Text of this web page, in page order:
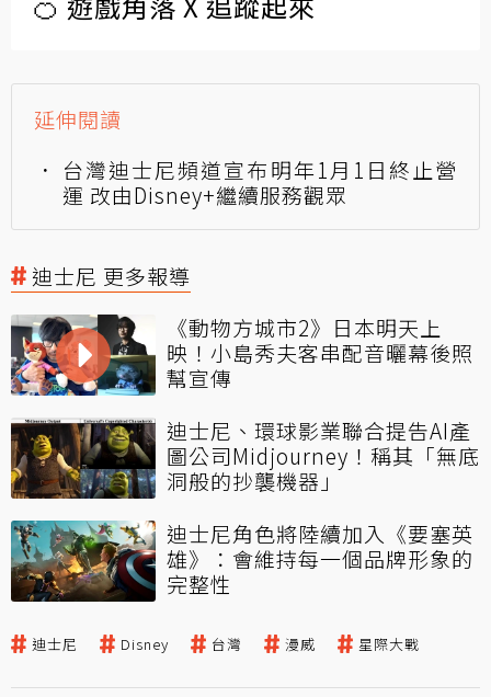
延伸閱讀
台灣迪士尼頻道宣布明年1月1日終止營
運 改由Disney+繼續服務觀眾
迪士尼 更多報導
《動物方城市2》日本明天上
映！小島秀夫客串配音曬幕後照
幫宣傳
迪士尼、環球影業聯合提告AI產
圖公司Midjourney！稱其「無底
洞般的抄襲機器」
迪士尼角色將陸續加入《要塞英
雄》：會維持每一個品牌形象的
完整性
迪士尼 Disney 台灣 漫威 星際大戰